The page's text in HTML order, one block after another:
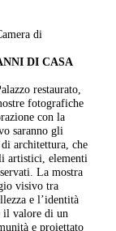
di
DI CASA
restaurato,
fotografiche
con la
saranno gli
architettura, che
artistici, elementi
La mostra
visivo tra
e l’identità
il valore di un
e proiettato